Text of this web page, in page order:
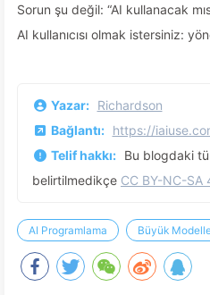
Sorun şu değil: “AI kullanacak
AI kullanıcısı olmak istersiniz:
Yazar: Richardson
Bağlantı: https://
Telif hakkı: Bu blogdaki
belirtilmedikçe CC BY-NC-SA
AI Programlama Büyük